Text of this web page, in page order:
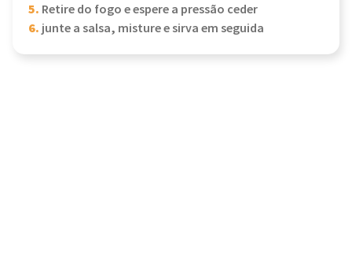
5. Retire do fogo e espere a pressão ceder
6. junte a salsa, misture e sirva em seguida